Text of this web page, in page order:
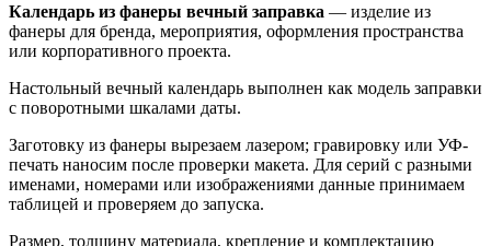
Календарь из фанеры вечный заправка — изделие из
фанеры для бренда, мероприятия, оформления пространства
или корпоративного проекта.
Настольный вечный календарь выполнен как модель заправки
с поворотными шкалами даты.
Заготовку из фанеры вырезаем лазером; гравировку или УФ-
печать наносим после проверки макета. Для серий с разными
именами, номерами или изображениями данные принимаем
таблицей и проверяем до запуска.
Размер, толщину материала, крепление и комплектацию